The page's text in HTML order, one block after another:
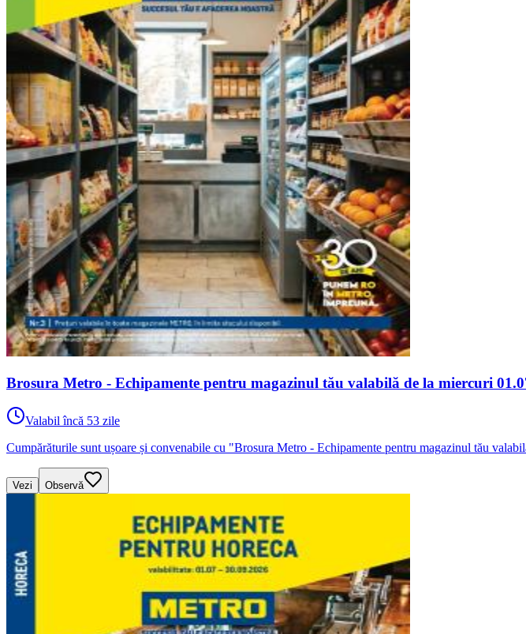
Brosura Metro - Echipamente pentru magazinul tău valabilă de la miercuri
Valabil încă 53 zile
Cumpărăturile sunt ușoare și convenabile cu "Brosura Metro - Echipamente pentru magazinul tău
Vezi Observă